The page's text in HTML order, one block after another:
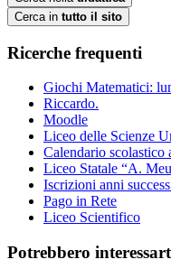
Cerca in tutto il sito
Ricerche frequenti
Giochi Matematici:
Riccardo.
Moodle
Liceo delle Scienze
Calendario scolastico
Liceo Statale “A.
Iscrizioni anni
Pago in Rete
Liceo Scientifico
Potrebbero